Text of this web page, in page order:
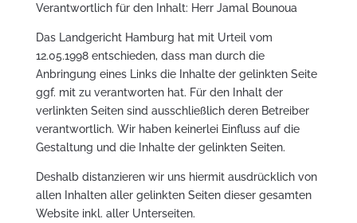
Verantwortlich für den Inhalt: Herr Jamal Bounoua
Das Landgericht Hamburg hat mit Urteil vom
12.05.1998 entschieden, dass man durch die
Anbringung eines Links die Inhalte der gelinkten Seite
ggf. mit zu verantworten hat. Für den Inhalt der
verlinkten Seiten sind ausschließlich deren Betreiber
verantwortlich. Wir haben keinerlei Einfluss auf die
Gestaltung und die Inhalte der gelinkten Seiten.
Deshalb distanzieren wir uns hiermit ausdrücklich von
allen Inhalten aller gelinkten Seiten dieser gesamten
Website inkl. aller Unterseiten.